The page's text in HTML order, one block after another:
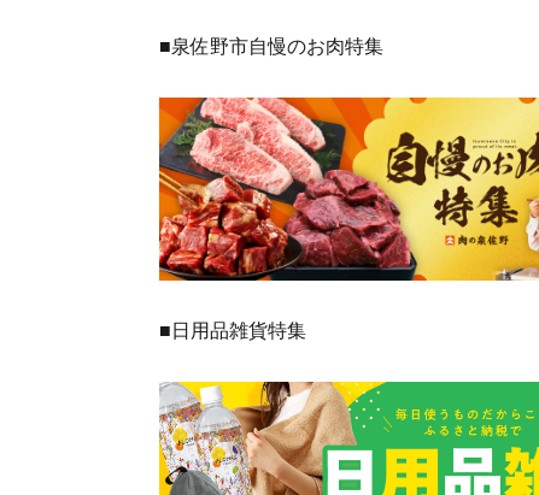
■泉佐野市自慢のお肉特集
■日用品雑貨特集